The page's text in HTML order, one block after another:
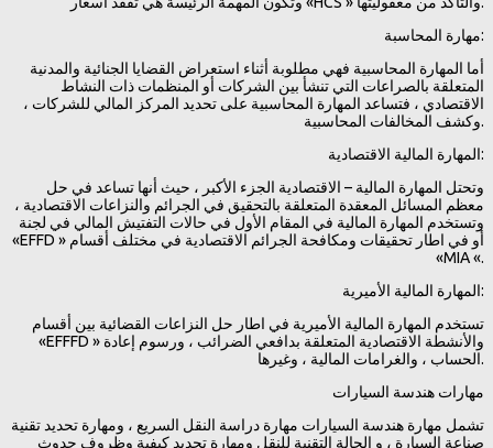
مهارة المحاسبة:
أما المهارة المحاسبية فهي مطلوبة أثناء استعراض القضايا الجنائية والمدنية
المتعلقة بالصراعات التي تنشأ بين الشركات أو المنظمات ذات النشاط
الاقتصادي ، فتساعد المهارة المحاسبية على تحديد المركز المالي للشركات ،
وكشف المخالفات المحاسبية.
المهارة المالية الاقتصادية:
وتحتل المهارة المالية – الاقتصادية الجزء الأكبر ، حيث أنها تساعد في حل
معظم المسائل المعقدة المتعلقة بالتحقيق في الجرائم والنزاعات الاقتصادية ،
وتستخدم المهارة المالية في المقام الأول في حالات التفتيش المالي في لجنة
«EFFD » أو في اطار تحقيقات ومكافحة الجرائم الاقتصادية في مختلف أقسام
«MIA «.
المهارة المالية الأميرية:
تستخدم المهارة المالية الأميرية في اطار حل النزاعات القضائية بين أقسام
«EFFFD » والأنشطة الاقتصادية المتعلقة بدافعي الضرائب ، ورسوم إعادة
الحساب ، والغرامات المالية ، وغيرها.
مهارات هندسة السيارات
تشمل مهارة هندسة السيارات مهارة دراسة النقل السريع ، ومهارة تحديد تقنية
صناعة السيارة ، و الحالة التقنية للنقل ومهارة تحديد كيفية وظروف حدوث